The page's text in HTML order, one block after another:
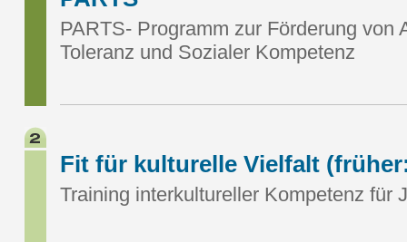
PARTS- Programm zur Förderung von
Toleranz und Sozialer Kompetenz
Fit für kulturelle Vielfalt
Training interkultureller Kompetenz für